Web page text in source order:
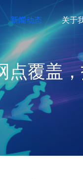
新闻动态 关于
点覆盖